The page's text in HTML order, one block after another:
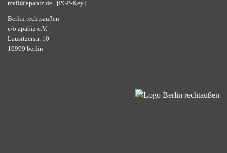
mail@apabiz.de [PGP-Key]
Berlin rechtsaußen
c/o apabiz e.V.
Lausitzerstr. 10
10999 berlin